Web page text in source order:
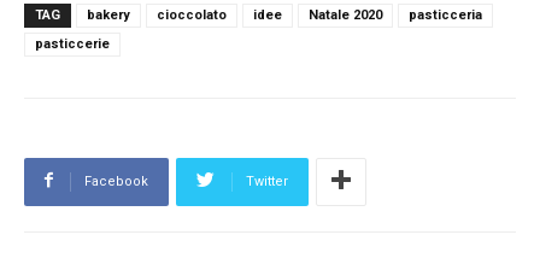
TAG bakery cioccolato idee Natale 2020
pasticceria
pasticcerie
Facebook Twitter